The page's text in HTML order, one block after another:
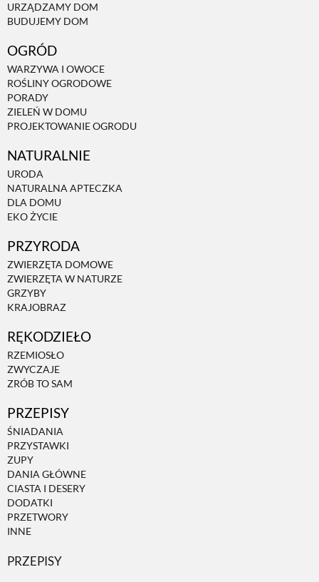
URZĄDZAMY DOM
BUDUJEMY DOM
OGRÓD
WARZYWA I OWOCE
ROŚLINY OGRODOWE
PORADY
ZIELEŃ W DOMU
PROJEKTOWANIE OGRODU
NATURALNIE
URODA
NATURALNA APTECZKA
DLA DOMU
EKO ŻYCIE
PRZYRODA
ZWIERZĘTA DOMOWE
ZWIERZĘTA W NATURZE
GRZYBY
KRAJOBRAZ
RĘKODZIEŁO
RZEMIOSŁO
ZWYCZAJE
ZRÓB TO SAM
PRZEPISY
ŚNIADANIA
PRZYSTAWKI
ZUPY
DANIA GŁÓWNE
CIASTA I DESERY
DODATKI
PRZETWORY
INNE
PRZEPISY